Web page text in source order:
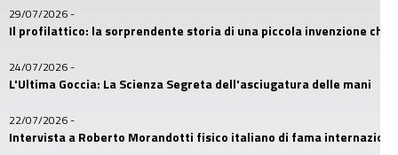
29/07/2026-
Il profilattico: la sorprendente storia di una piccola invenzione
24/07/2026-
L'Ultima Goccia: La Scienza Segreta dell'asciugatura delle mani
22/07/2026-
Intervista a Roberto Morandotti fisico italiano di fama